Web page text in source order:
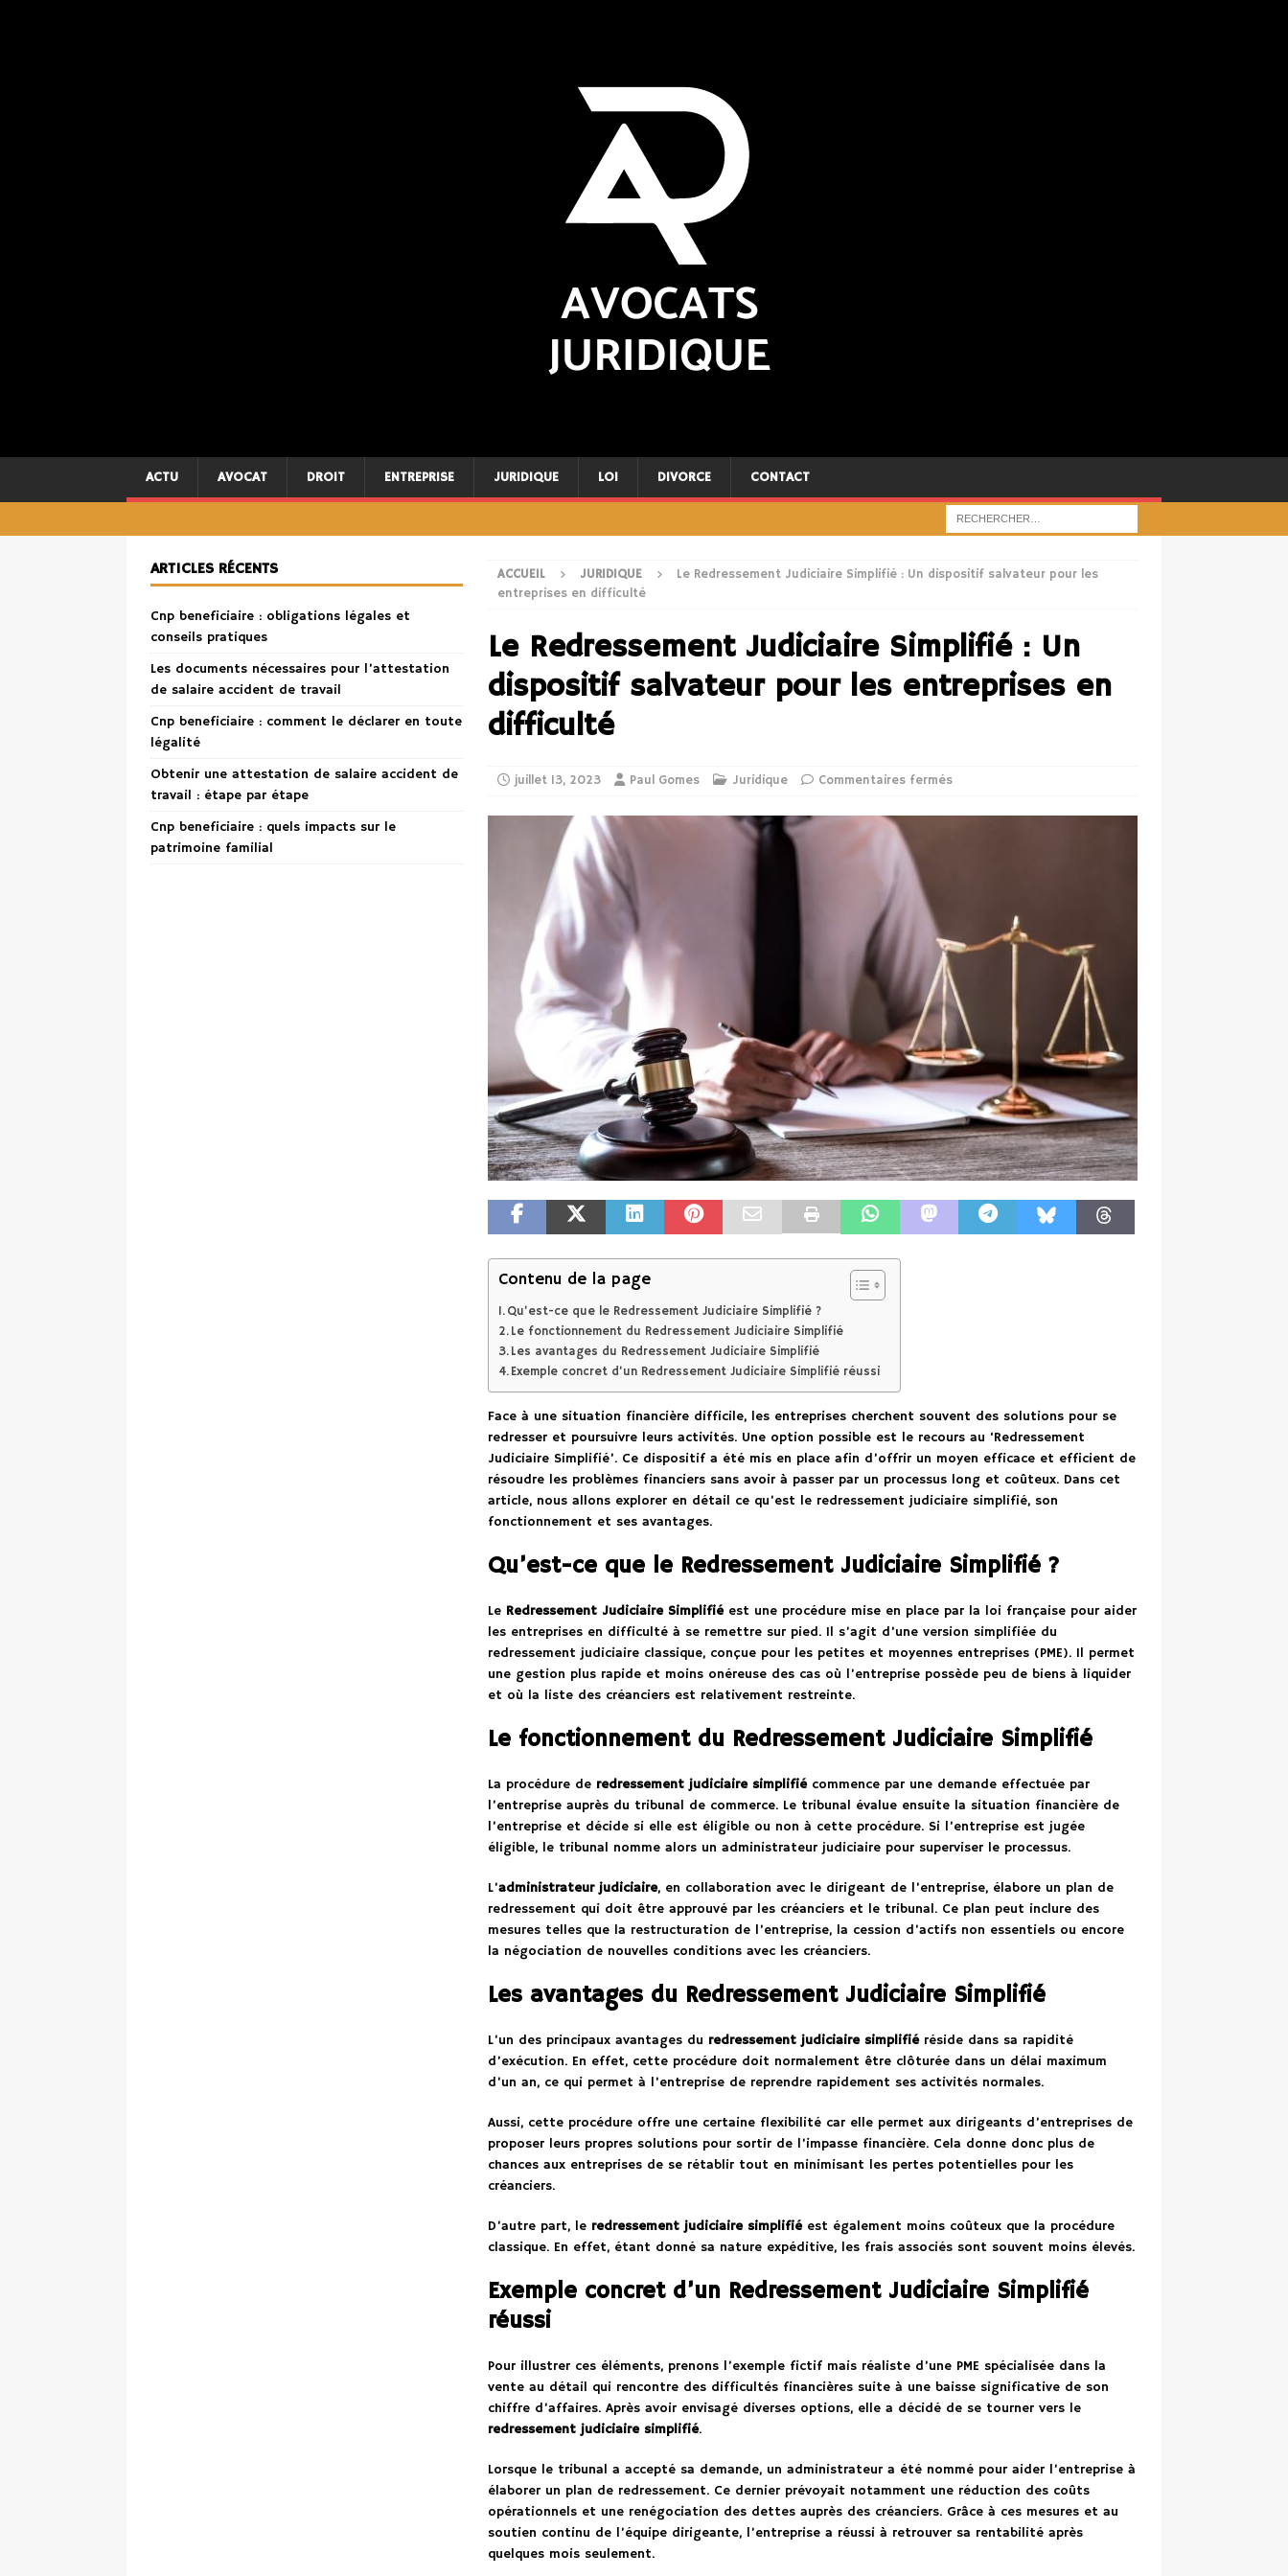
ACTU AVOCAT DROIT ENTREPRISE JURIDIQUE LOI DIVORCE CONTACT
ACCUEIL JURIDIQUE
Le Redressement Judiciaire Simplifié : Un dispositif salvateur pour les
entreprises en difficulté
Le Redressement Judiciaire Simplifié : Un
dispositif salvateur pour les entreprises en
difficulté
juillet 13, 2023 Paul Gomes Juridique Commentaires fermés
Contenu de la page
Qu’est-ce que le Redressement Judiciaire Simplifié ?
Le fonctionnement du Redressement Judiciaire Simplifié
Les avantages du Redressement Judiciaire Simplifié
Exemple concret d’un Redressement Judiciaire Simplifié réussi
Face à une situation financière difficile, les entreprises cherchent souvent des solutions pour se
redresser et poursuivre leurs activités. Une option possible est le recours au ‘Redressement
Judiciaire Simplifié’. Ce dispositif a été mis en place afin d’offrir un moyen efficace et efficient de
résoudre les problèmes financiers sans avoir à passer par un processus long et coûteux. Dans cet
article, nous allons explorer en détail ce qu’est le redressement judiciaire simplifié, son
fonctionnement et ses avantages.
Qu’est-ce que le Redressement Judiciaire Simplifié ?
Le Redressement Judiciaire Simplifiéest une procédure mise en place par la loi française pour aider
les entreprises en difficulté à se remettre sur pied. Il s’agit d’une version simplifiée du
redressement judiciaire classique, conçue pour les petites et moyennes entreprises (PME). Il permet
une gestion plus rapide et moins onéreuse des cas où l’entreprise possède peu de biens à liquider
et où la liste des créanciers est relativement restreinte.
Le fonctionnement du Redressement Judiciaire Simplifié
La procédure de redressement judiciaire simplifiécommence par une demande effectuée par
l’entreprise auprès du tribunal de commerce. Le tribunal évalue ensuite la situation financière de
l’entreprise et décide si elle est éligible ou non à cette procédure. Si l’entreprise est jugée
éligible, le tribunal nomme alors un administrateur judiciaire pour superviser le processus.
L’administrateur judiciaire, en collaboration avec le dirigeant de l’entreprise, élabore un plan de
redressement qui doit être approuvé par les créanciers et le tribunal. Ce plan peut inclure des
mesures telles que la restructuration de l’entreprise, la cession d’actifs non essentiels ou encore
la négociation de nouvelles conditions avec les créanciers.
Les avantages du Redressement Judiciaire Simplifié
L’un des principaux avantages du redressement judiciaire simplifiéréside dans sa rapidité
d’exécution. En effet, cette procédure doit normalement être clôturée dans un délai maximum
d’un an, ce qui permet à l’entreprise de reprendre rapidement ses activités normales.
Aussi, cette procédure offre une certaine flexibilité car elle permet aux dirigeants d’entreprises de
proposer leurs propres solutions pour sortir de l’impasse financière. Cela donne donc plus de
chances aux entreprises de se rétablir tout en minimisant les pertes potentielles pour les
créanciers.
D’autre part, le redressement judiciaire simplifiéest également moins coûteux que la procédure
classique. En effet, étant donné sa nature expéditive, les frais associés sont souvent moins élevés.
Exemple concret d’un Redressement Judiciaire Simplifié
réussi
Pour illustrer ces éléments, prenons l’exemple fictif mais réaliste d’une PME spécialisée dans la
vente au détail qui rencontre des difficultés financières suite à une baisse significative de son
chiffre d’affaires. Après avoir envisagé diverses options, elle a décidé de se tourner vers le
redressement judiciaire simplifié.
Lorsque le tribunal a accepté sa demande, un administrateur a été nommé pour aider l’entreprise à
élaborer un plan de redressement. Ce dernier prévoyait notamment une réduction des coûts
opérationnels et une renégociation des dettes auprès des créanciers. Grâce à ces mesures et au
soutien continu de l’équipe dirigeante, l’entreprise a réussi à retrouver sa rentabilité après
quelques mois seulement.
ARTICLES RÉCENTS
Cnp beneficiaire : obligations légales et
conseils pratiques
Les documents nécessaires pour l’attestation
de salaire accident de travail
Cnp beneficiaire : comment le déclarer en toute
légalité
Obtenir une attestation de salaire accident de
travail : étape par étape
Cnp beneficiaire : quels impacts sur le
patrimoine familial